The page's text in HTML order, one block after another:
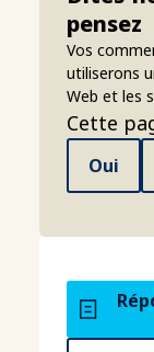
pensez
Vos
utiliserons
Web et les
Cette
Oui